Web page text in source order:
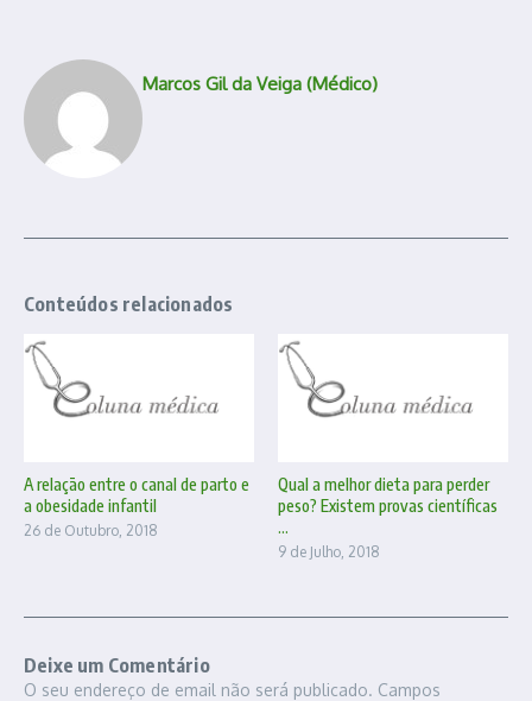
Marcos Gil da Veiga (Médico)
Conteúdos relacionados
A relação entre o canal de parto e
a obesidade infantil
26 de Outubro, 2018
Qual a melhor dieta para perder
peso? Existem provas científicas
...
9 de Julho, 2018
Deixe um Comentário
O seu endereço de email não será publicado. Campos